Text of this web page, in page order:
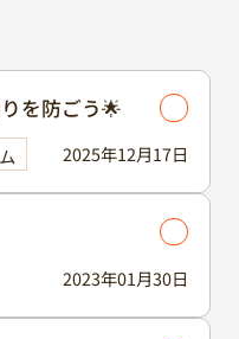
2025年12月17日
を防ごう🌟
2023年01月30日